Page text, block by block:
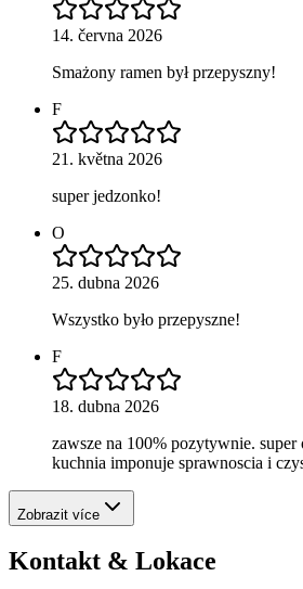
14. června 2026
Smażony ramen był przepyszny!
F
21. května 2026
super jedzonko!
O
25. dubna 2026
Wszystko było przepyszne!
F
18. dubna 2026
zawsze na 100% pozytywnie. super
kuchnia imponuje sprawnoscia i
Zobrazit více
Kontakt & Lokace